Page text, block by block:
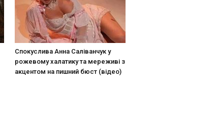
Спокуслива Анна Саліванчук у
рожевому халатику та мереживі з
акцентом на пишний бюст (відео)